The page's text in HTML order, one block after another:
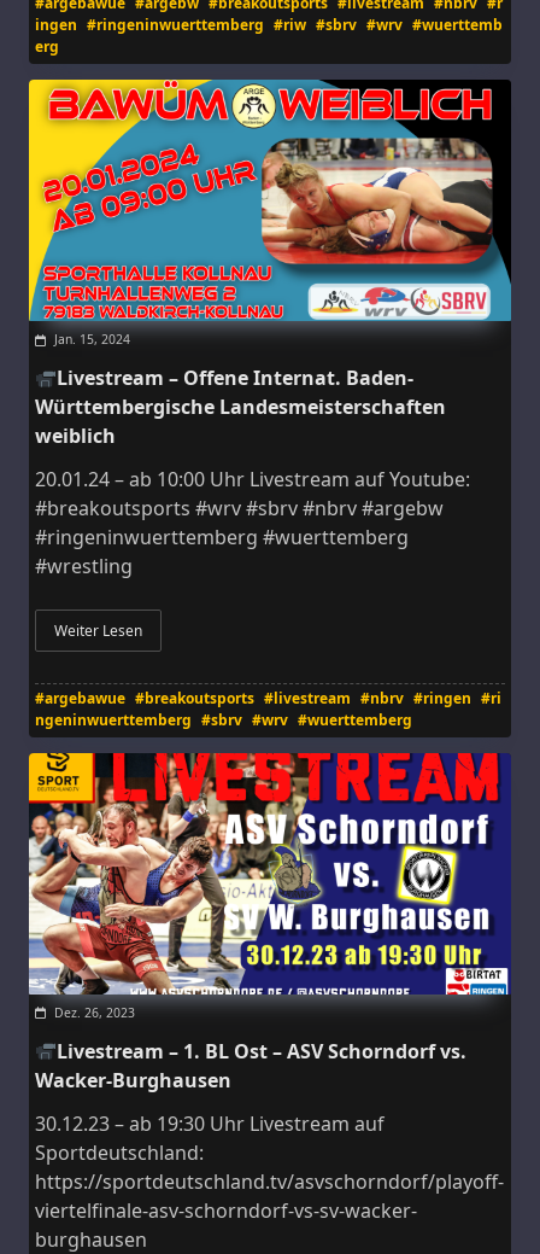
ingen #ringeninwuerttemberg #riw #sbrv #wrv #wuerttemb
erg
Jan. 15, 2024
Livestream – Offene Internat. Baden-
Württembergische Landesmeisterschaften
weiblich
20.01.24 – ab 10:00 Uhr Livestream auf Youtube:
#breakoutsports #wrv #sbrv #nbrv #argebw
#ringeninwuerttemberg #wuerttemberg
#wrestling
Weiter Lesen
#argebawue #breakoutsports #livestream #nbrv #ringen #ri
ngeninwuerttemberg #sbrv #wrv #wuerttemberg
Dez. 26, 2023
Livestream – 1. BL Ost – ASV Schorndorf vs.
Wacker-Burghausen
30.12.23 – ab 19:30 Uhr Livestream auf
Sportdeutschland:
https://sportdeutschland.tv/asvschorndorf/playoff-
viertelfinale-asv-schorndorf-vs-sv-wacker-
burghausen